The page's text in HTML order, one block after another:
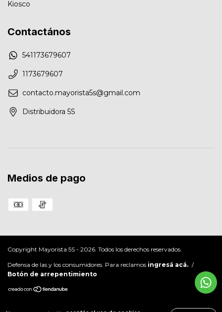
Kiosco
Contactános
541173679607
1173679607
contacto.mayorista5s@gmail.com
Distribuidora 5S
Medios de pago
Copyright Mayorista 5S - 2026. Todos los derechos reservados.
Defensa de las y los consumidores. Para reclamos ingresá acá. /
Botón de arrepentimiento